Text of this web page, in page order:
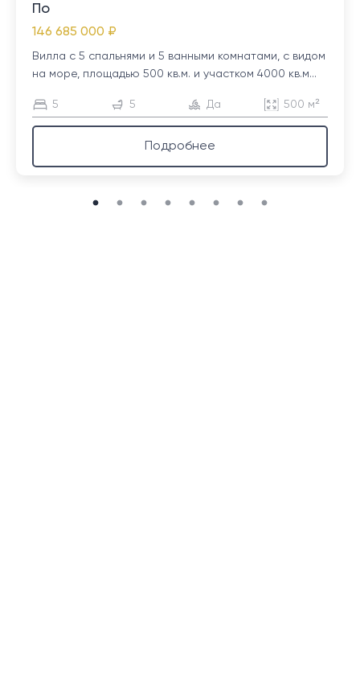
По
146 685 000 ₽
Вилла с 5 спальнями и 5 ванными комнатами, с видом
на море, площадью 500 кв.м. и участком 4000 кв.м...
5 5 Да 500 м²
Подробнее